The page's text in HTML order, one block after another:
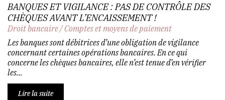
BANQUES ET VIGILANCE : PAS DE CONTRÔLE DES
CHÈQUES AVANT L’ENCAISSEMENT !
Droit bancaire/Comptes et moyens de paiement
Les banques sont débitrices d’une obligation de vigilance
concernant certaines opérations bancaires. En ce qui
concerne les chèques bancaires, elle n’est tenue d’en vérifier
les...
Lire la suite